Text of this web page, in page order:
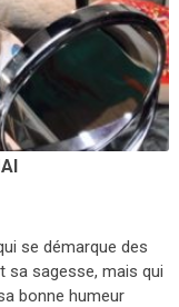
se démarque des
sa sagesse, mais qui
bonne humeur